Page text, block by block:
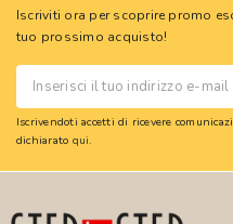
Iscriviti ora per scoprire promo
tuo prossimo acquisto!
Iscrivendoti accetti di ricevere
dichiarato qui.